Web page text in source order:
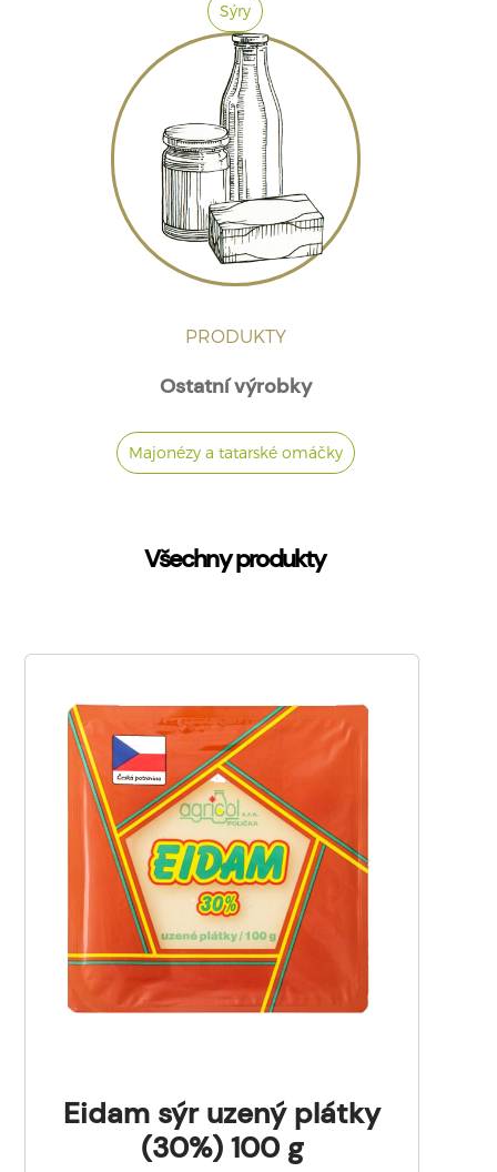
Sýry
PRODUKTY
Ostatní výrobky
Majonézy a tatarské omáčky
Všechny produkty
Eidam sýr uzený plátky
(30%) 100 g